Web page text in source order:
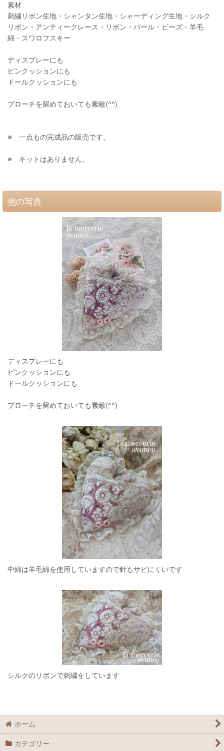
素材
刺繍リボン生地・シャンタン生地・シャーディング生地・シルク
リボン・アンティークレース・リボン・パール・ビーズ・羊毛
綿・スワロフスキー
ディスプレーにも
ピンクッションにも
ドールクッションにも
ブローチを留めておいても素敵(^^)
※ 一点もの完成品の販売です。
※ キットはありません。
他の写真
ディスプレーにも
ピンクッションにも
ドールクッションにも
ブローチを留めておいても素敵(^^)
中綿は羊毛綿を使用していますので針もサビにくいです
シルクのリボンで刺繍をしています
ホーム
カテゴリー